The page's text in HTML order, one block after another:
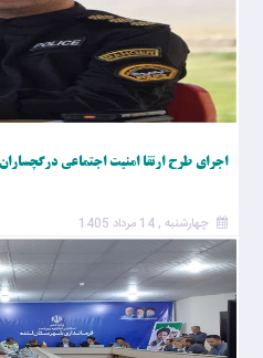
اجراي طرح ارتقا امنيت اجتماعي درگچساران
چهارشنبه , 14 مرداد 1405